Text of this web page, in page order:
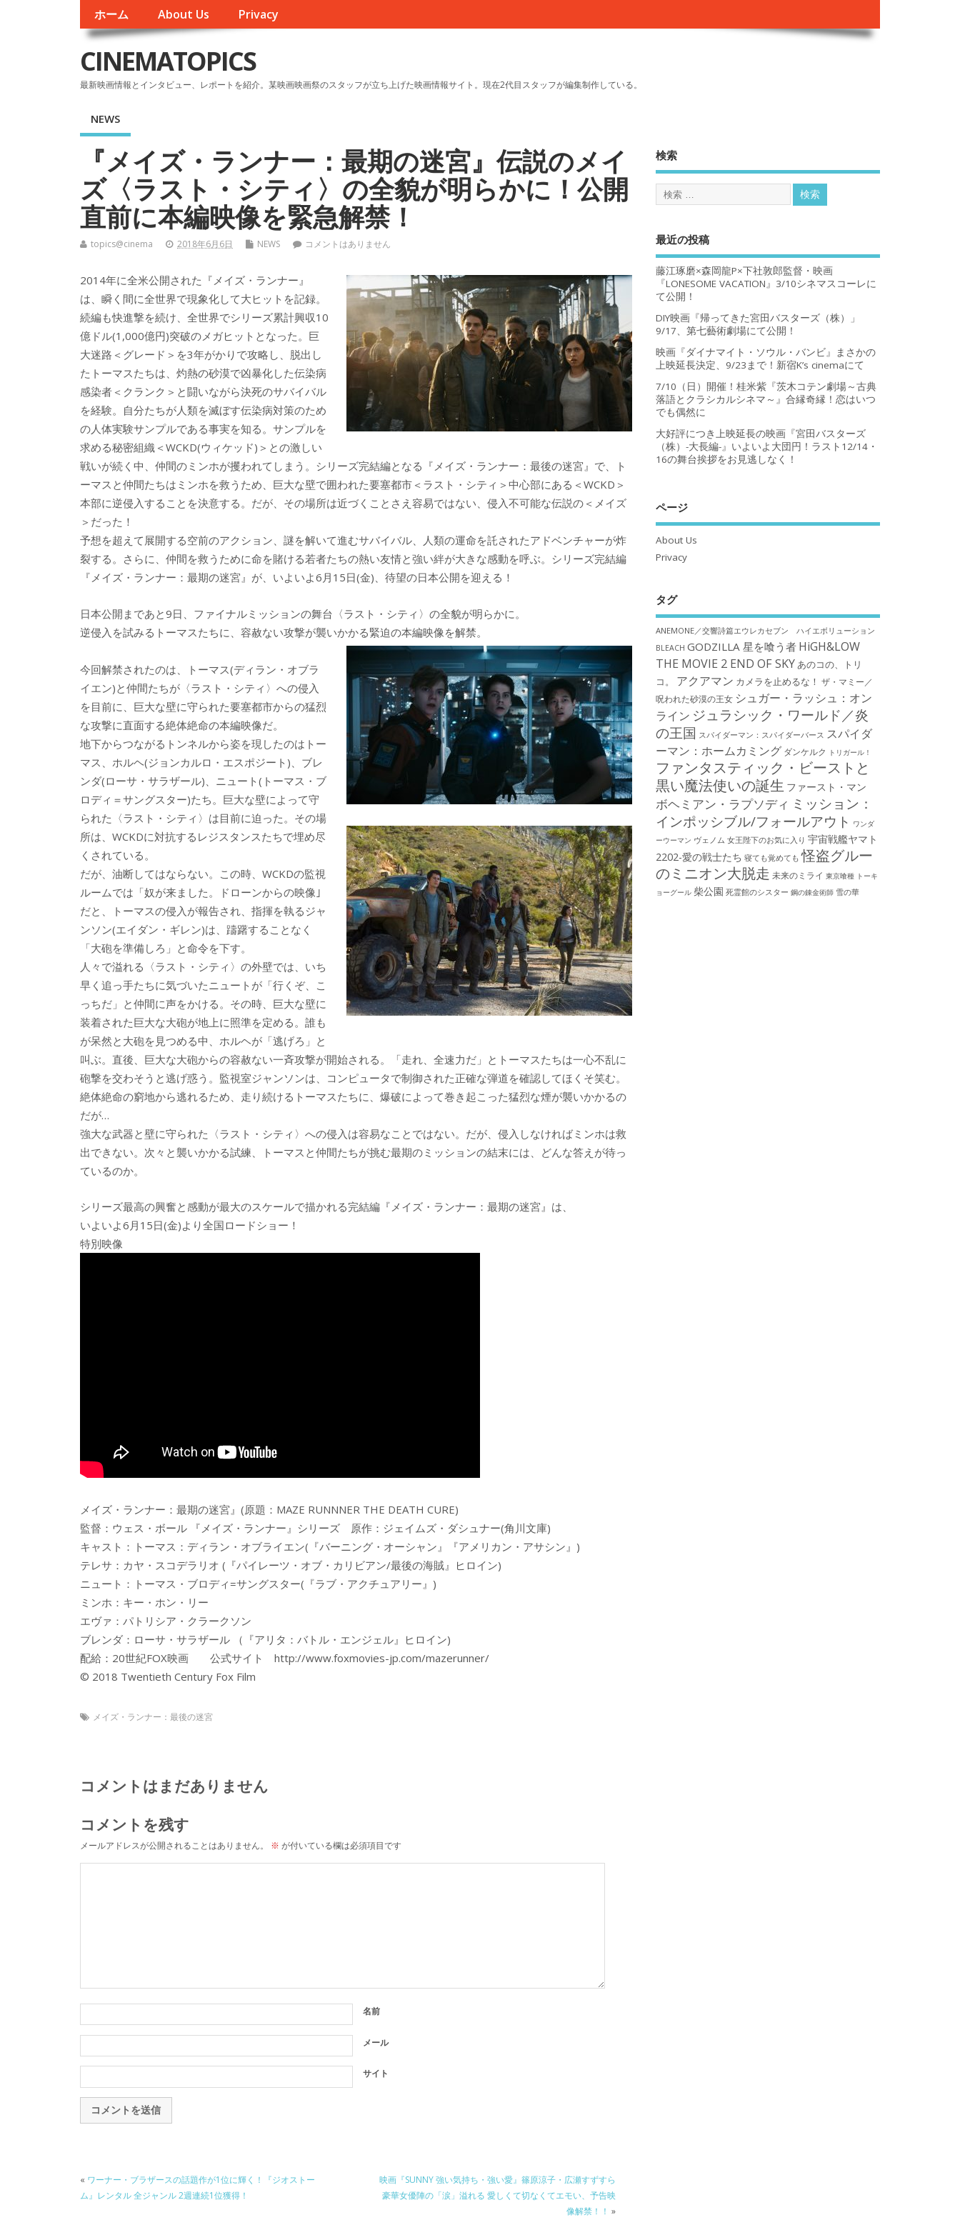
ホーム About Us Privacy
CINEMATOPICS
最新映画情報とインタビュー、レポートを紹介。某映画映画祭のスタッフが立ち上げた映画情報サイト。現在2代目スタッフが編集制作している。
NEWS
『メイズ・ランナー：最期の迷宮』伝説のメイ
ズ〈ラスト・シティ〉の全貌が明らかに！公開
直前に本編映像を緊急解禁！
topics@cinema 2018年6月6日 NEWS コメントはありません
2014年に全米公開された『メイズ・ランナー』
は、瞬く間に全世界で現象化して大ヒットを記録。
続編も快進撃を続け、全世界でシリーズ累計興収10
億ドル(1,000億円)突破のメガヒットとなった。巨
大迷路＜グレード＞を3年がかりで攻略し、脱出し
たトーマスたちは、灼熱の砂漠で凶暴化した伝染病
感染者＜クランク＞と闘いながら決死のサバイバル
を経験。自分たちが人類を滅ぼす伝染病対策のため
の人体実験サンプルである事実を知る。サンプルを
求める秘密組織＜WCKD(ウィケッド)＞との激しい
戦いが続く中、仲間のミンホが攫われてしまう。シリーズ完結編となる『メイズ・ランナー：最後の迷宮』で、ト
ーマスと仲間たちはミンホを救うため、巨大な壁で囲われた要塞都市＜ラスト・シティ＞中心部にある＜WCKD＞
本部に逆侵入することを決意する。だが、その場所は近づくことさえ容易ではない、侵入不可能な伝説の＜メイズ
＞だった！
予想を超えて展開する空前のアクション、謎を解いて進むサバイバル、人類の運命を託されたアドベンチャーが炸
裂する。さらに、仲間を救うために命を賭ける若者たちの熱い友情と強い絆が大きな感動を呼ぶ。シリーズ完結編
『メイズ・ランナー：最期の迷宮』が、いよいよ6月15日(金)、待望の日本公開を迎える！
日本公開まであと9日、ファイナルミッションの舞台〈ラスト・シティ〉の全貌が明らかに。
逆侵入を試みるトーマスたちに、容赦ない攻撃が襲いかかる緊迫の本編映像を解禁。
今回解禁されたのは、トーマス(ディラン・オブラ
イエン)と仲間たちが〈ラスト・シティ〉への侵入
を目前に、巨大な壁に守られた要塞都市からの猛烈
な攻撃に直面する絶体絶命の本編映像だ。
地下からつながるトンネルから姿を現したのはトー
マス、ホルヘ(ジョンカルロ・エスポジート)、ブレ
ンダ(ローサ・サラザール)、ニュート(トーマス・ブ
ロディ＝サングスター)たち。巨大な壁によって守
られた〈ラスト・シティ〉は目前に迫った。その場
所は、WCKDに対抗するレジスタンスたちで埋め尽
くされている。
だが、油断してはならない。この時、WCKDの監視
ルームでは「奴が来ました。ドローンからの映像｣
だと、トーマスの侵入が報告され、指揮を執るジャ
ンソン(エイダン・ギレン)は、躊躇することなく
「大砲を準備しろ」と命令を下す。
人々で溢れる〈ラスト・シティ〉の外壁では、いち
早く追っ手たちに気づいたニュートが「行くぞ、こ
っちだ」と仲間に声をかける。その時、巨大な壁に
装着された巨大な大砲が地上に照準を定める。誰も
が呆然と大砲を見つめる中、ホルヘが「逃げろ」と
叫ぶ。直後、巨大な大砲からの容赦ない一斉攻撃が開始される。「走れ、全速力だ」とトーマスたちは一心不乱に
砲撃を交わそうと逃げ惑う。監視室ジャンソンは、コンピュータで制御された正確な弾道を確認してほくそ笑む。
絶体絶命の窮地から逃れるため、走り続けるトーマスたちに、爆破によって巻き起こった猛烈な煙が襲いかかるの
だが…
強大な武器と壁に守られた〈ラスト・シティ〉への侵入は容易なことではない。だが、侵入しなければミンホは救
出できない。次々と襲いかかる試練、トーマスと仲間たちが挑む最期のミッションの結末には、どんな答えが待っ
ているのか。
シリーズ最高の興奮と感動が最大のスケールで描かれる完結編『メイズ・ランナー：最期の迷宮』は、
いよいよ6月15日(金)より全国ロードショー！
特別映像
メイズ・ランナー：最期の迷宮』(原題：MAZE RUNNNER THE DEATH CURE)
監督：ウェス・ボール 『メイズ・ランナー』シリーズ 原作：ジェイムズ・ダシュナー(角川文庫)
キャスト：トーマス：ディラン・オブライエン(『バーニング・オーシャン』『アメリカン・アサシン』)
テレサ：カヤ・スコデラリオ (『パイレーツ・オブ・カリビアン/最後の海賊』ヒロイン)
ニュート：トーマス・ブロディ=サングスター(『ラブ・アクチュアリー』)
ミンホ：キー・ホン・リー
エヴァ：パトリシア・クラークソン
ブレンダ：ローサ・サラザール （『アリタ：バトル・エンジェル』ヒロイン)
配給：20世紀FOX映画 公式サイト http://www.foxmovies-jp.com/mazerunner/
© 2018 Twentieth Century Fox Film
メイズ・ランナー：最後の迷宮
コメントはまだありません
コメントを残す
メールアドレスが公開されることはありません。 ※ が付いている欄は必須項目です
名前
メール
サイト
« ワーナー・ブラザースの話題作が1位に輝く！『ジオストー
ム』レンタル 全ジャンル 2週連続1位獲得！
映画『SUNNY 強い気持ち・強い愛』篠原涼子・広瀬すずすら
豪華女優陣の「涙」溢れる 愛しくて切なくてエモい、予告映
像解禁！！ »
検索
最近の投稿
藤江琢磨×森岡龍P×下社敦郎監督・映画
『LONESOME VACATION』3/10シネマスコーレに
て公開！
DIY映画『帰ってきた宮田バスターズ（株）」
9/17、第七藝術劇場にて公開！
映画『ダイナマイト・ソウル・バンビ』まさかの
上映延長決定、9/23まで！新宿K’s cinemaにて
7/10（日）開催！桂米紫『茨木コテン劇場～古典
落語とクラシカルシネマ～』合縁奇縁！恋はいつ
でも偶然に
大好評につき上映延長の映画『宮田バスターズ
（株）-大長編-』いよいよ大団円！ラスト12/14・
16の舞台挨拶をお見逃しなく！
ページ
About Us
Privacy
タグ
ANEMONE／交響詩篇エウレカセブン ハイエボリューション
BLEACH GODZILLA 星を喰う者 HiGH&LOW
THE MOVIE 2 END OF SKY あのコの、トリ
コ。
アクアマン カメラを止めるな！ ザ・マミー／
呪われた砂漠の王女 シュガー・ラッシュ：オン
ライン ジュラシック・ワールド／炎
の王国 スパイダーマン：スパイダーバース スパイダ
ーマン：ホームカミング ダンケルク トリガール！
ファンタスティック・ビーストと
黒い魔法使いの誕生 ファースト・マン
ボヘミアン・ラプソディ ミッション：
インポッシブル/フォールアウト ワンダ
ーウーマン ヴェノム 女王陛下のお気に入り 宇宙戦艦ヤマト
2202-愛の戦士たち 寝ても覚めても 怪盗グルー
のミニオン大脱走 未来のミライ 東京喰種 トーキ
ョーグール 柴公園 死霊館のシスター 鋼の錬金術師 雪の華